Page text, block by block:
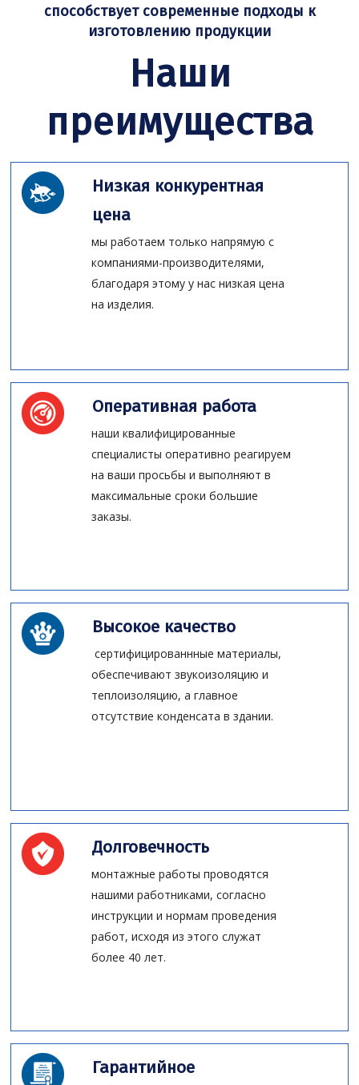
способствует современные подходы к
изготовлению продукции
Наши
преимущества
Низкая конкурентная
цена
мы работаем только напрямую с
компаниями-производителями,
благодаря этому у нас низкая цена
на изделия.
Оперативная работа
наши квалифицированные
специалисты оперативно реагируем
на ваши просьбы и выполняют в
максимальные сроки большие
заказы.
Высокое качество
сертифицированнные материалы,
обеспечивают звукоизоляцию и
теплоизоляцию, а главное
отсутствие конденсата в здании.
Долговечность
монтажные работы проводятся
нашими работниками, согласно
инструкции и нормам проведения
работ, исходя из этого служат
более 40 лет.
Гарантийное